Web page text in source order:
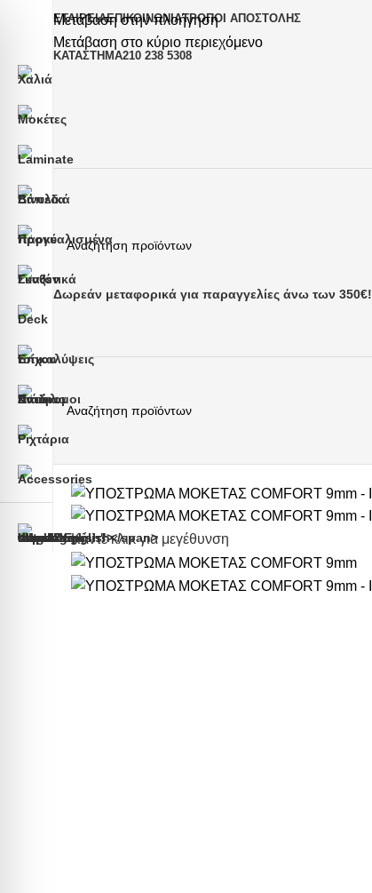
Μετάβαση στην πλοήγηση
Μετάβαση στο κύριο περιεχόμενο
ΕΤΑΙΡΕΊΑΕΠΙΚΟΙΝΩΝΊΑΤΡΌΠΟΙ ΑΠΟΣΤΟΛΉΣ
ΚΑΤΆΣΤΗΜΑ210 238 5308
Δωρεάν μεταφορικά για παραγγελίες άνω των 350€!
Κάντε κλικ για μεγέθυνση